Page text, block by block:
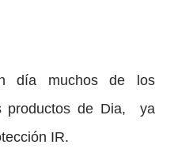
día muchos de los
productos de Dia,
ya
IR.